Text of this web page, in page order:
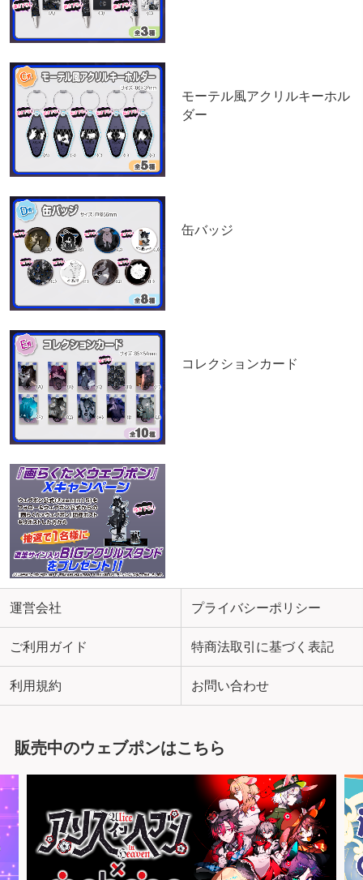
モーテル風アクリルキーホル
ダー
缶バッジ
コレクションカード
運営会社 プライバシーポリシー
ご利用ガイド 特商法取引に基づく表記
利用規約 お問い合わせ
販売中のウェブポンはこちら